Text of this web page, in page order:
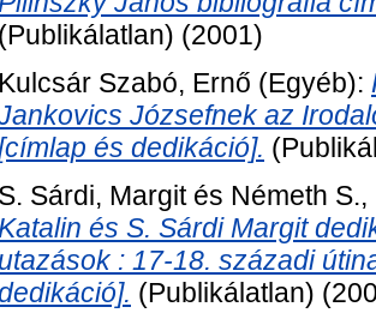
(Publikálatlan) (2001)
Kulcsár Szabó, Ernő (Egyéb):
Józsefnek az
és dedikáció].
S. Sárdi, Margités Németh S.,
Katalin és S. Sárdi Margit
utazások : 17-18. századi
(Publikálatlan)